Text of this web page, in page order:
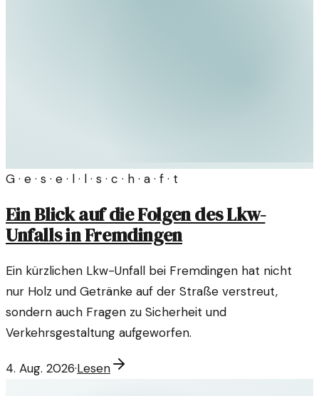
G · e · s · e · l · l · s · c · h · a · f · t
Ein Blick auf die Folgen des Lkw-
Unfalls in Fremdingen
Ein kürzlichen Lkw-Unfall bei Fremdingen hat nicht
nur Holz und Getränke auf der Straße verstreut,
sondern auch Fragen zu Sicherheit und
Verkehrsgestaltung aufgeworfen.
4. Aug. 2026·Lesen